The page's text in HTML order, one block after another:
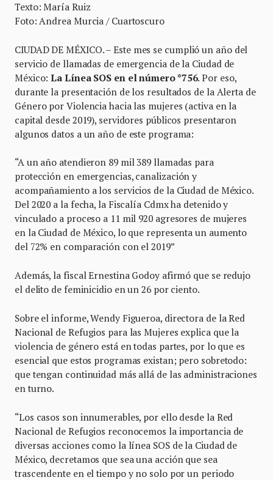
Texto: María Ruiz
Foto: Andrea Murcia / Cuartoscuro
CIUDAD DE MÉXICO. – Este mes se cumplió un año del
servicio de llamadas de emergencia de la Ciudad de
México:La Línea SOS en el número *756. Por eso,
durante la presentación de los resultados de la Alerta de
Género por Violencia hacia las mujeres (activa en la
capital desde 2019), servidores públicos presentaron
algunos datos a un año de este programa:
“A un año atendieron 89 mil 389 llamadas para
protección en emergencias, canalización y
acompañamiento a los servicios de la Ciudad de México.
Del 2020 a la fecha, la Fiscalía Cdmx ha detenido y
vinculado a proceso a 11 mil 920 agresores de mujeres
en la Ciudad de México, lo que representa un aumento
del 72% en comparación con el 2019”
Además, la fiscal Ernestina Godoy afirmó que se redujo
el delito de feminicidio en un 26 por ciento.
Sobre el informe, Wendy Figueroa, directora de la Red
Nacional de Refugios para las Mujeres explica que la
violencia de género está en todas partes, por lo que es
esencial que estos programas existan; pero sobretodo:
que tengan continuidad más allá de las administraciones
en turno.
“Los casos son innumerables, por ello desde la Red
Nacional de Refugios reconocemos la importancia de
diversas acciones como la línea SOS de la Ciudad de
México, decretamos que sea una acción que sea
trascendente en el tiempo y no solo por un periodo